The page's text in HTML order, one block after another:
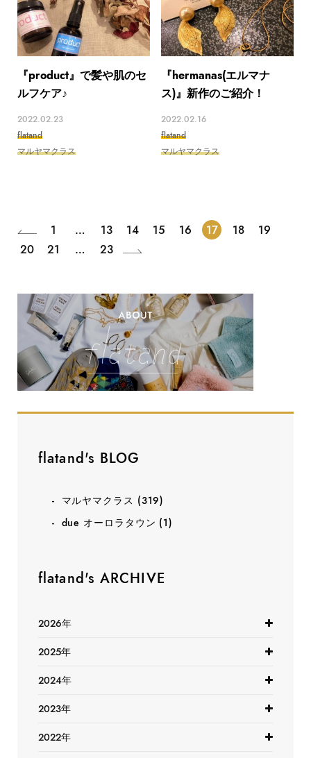
『product』で髪や肌のセ
ルフケア♪
2022.02.23
flatand
マルヤマクラス
『hermanas(エルマナ
ス)』新作のご紹介！
2022.02.16
flatand
マルヤマクラス
1 … 13 14 15 16 17 18
19
20
21 … 23
flatand's BLOG
マルヤマクラス (319)
due オーロラタウン (1)
flatand's ARCHIVE
2026年
2025年
2024年
2023年
2022年